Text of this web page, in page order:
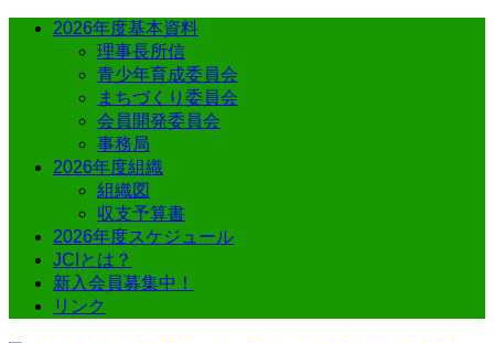
2026年度基本資料
理事長所信
青少年育成委員会
まちづくり委員会
会員開発委員会
事務局
2026年度組織
組織図
収支予算書
2026年度スケジュール
JCIとは？
新入会員募集中！
リンク